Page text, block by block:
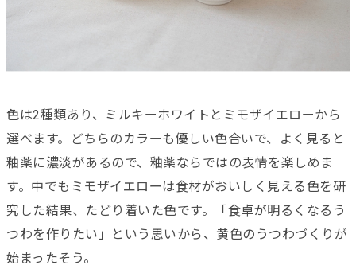
色は2種類あり、ミルキーホワイトとミモザイエローから
選べます。どちらのカラーも優しい色合いで、よく見ると
釉薬に濃淡があるので、釉薬ならではの表情を楽しめま
す。中でもミモザイエローは食材がおいしく見える色を研
究した結果、たどり着いた色です。「食卓が明るくなるう
つわを作りたい」という思いから、黄色のうつわづくりが
始まったそう。